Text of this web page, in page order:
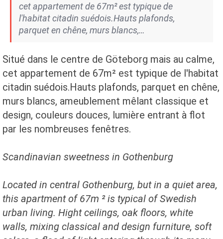
cet appartement de 67m² est typique de
l'habitat citadin suédois.Hauts plafonds,
parquet en chêne, murs blancs,…
Situé dans le centre de Göteborg mais au calme,
cet appartement de 67m² est typique de l'habitat
citadin suédois.Hauts plafonds, parquet en chêne,
murs blancs, ameublement mêlant classique et
design, couleurs douces, lumière entrant à flot
par les nombreuses fenêtres.
Scandinavian sweetness in Gothenburg
Located in central Gothenburg, but in a quiet area,
this apartment of 67m ² is typical of Swedish
urban living. Hight ceilings, oak floors, white
walls, mixing classical and design furniture, soft